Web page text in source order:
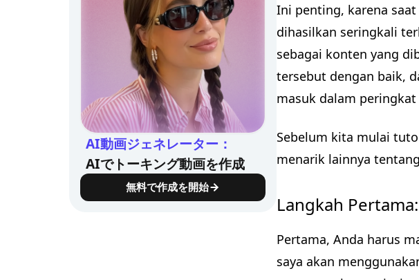
AI動画ジェネレーター：
AIでトーキング動画を作成
無料で作成を開始
Ini penting, karena
dihasilkan seringkali
sebagai konten yang
tersebut dengan baik,
masuk dalam
Sebelum kita mulai
menarik lainnya
Langkah
Pertama, Anda harus
saya akan